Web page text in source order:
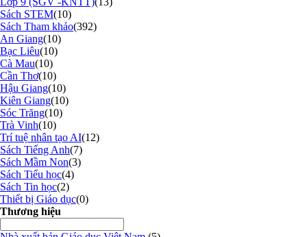
Sách STEM(10)
Sách Tham khảo(392)
An Giang(10)
Bạc Liêu(10)
Cà Mau(10)
Cần Thơ(10)
Hậu Giang(10)
Kiên Giang(10)
Sóc Trăng(10)
Trà Vinh(10)
Trí tuệ nhân tạo AI(12)
Sách Tiếng Anh(7)
Sách Mầm Non(3)
Sách Tiểu học(4)
Sách Tin học(2)
Thiết bị Giáo dục(0)
Thương hiệu